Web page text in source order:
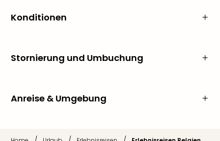
Konditionen
Stornierung und Umbuchung
Anreise & Umgebung